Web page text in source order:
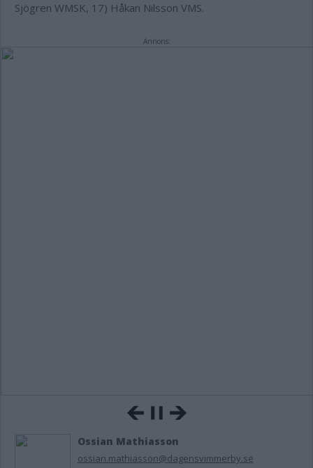
Sjögren WMSK, 17) Håkan Nilsson VMS.
Annons:
Ossian Mathiasson
ossian.mathiasson@dagensvimmerby.se